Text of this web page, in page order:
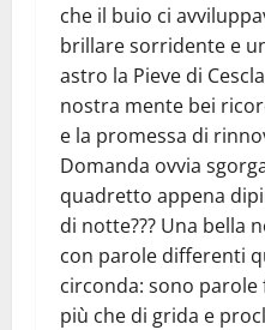
che il buio ci
brillare sorridente e
astro la Pieve di
nostra mente bei
e la promessa di
Domanda ovvia
quadretto appena
di notte??? Una bella
con parole differenti
circonda: sono
più che di grida e